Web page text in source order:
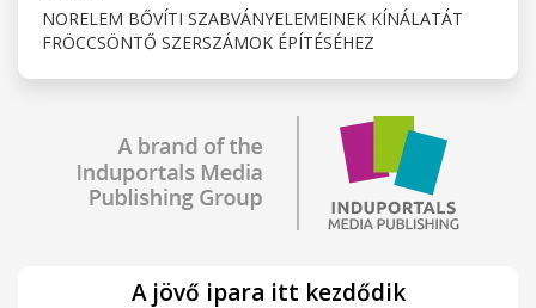
NORELEM BŐVÍTI SZABVÁNYELEMEINEK KÍNÁLATÁT
FRÖCCSÖNTŐ SZERSZÁMOK ÉPÍTÉSÉHEZ
A jövő ipara itt kezdődik